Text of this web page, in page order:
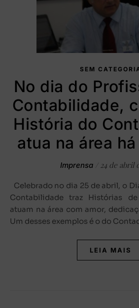
SEM
No dia do
Contabilidade,
História do
atua na área
Imprensa / 24 de abril
Celebrado no dia 25 de abril, o Dia do Profissional da
Contabilidade traz Histórias
atuam na área com amor,
Um desses exemplos é o do
LEIA MAIS